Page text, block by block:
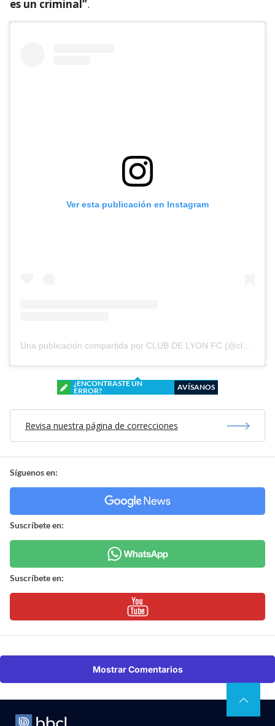
es un criminal”.
Ver esta publicación en Instagram
Una publicación compartida por CLUB DE LYON FC (@clubdelyonfc)
¿ENCONTRASTE UN
ERROR?
AVÍSANOS
Revisa nuestra página de correcciones
Síguenos en:
Suscríbete en:
Suscríbete en:
Mostrar Comentarios